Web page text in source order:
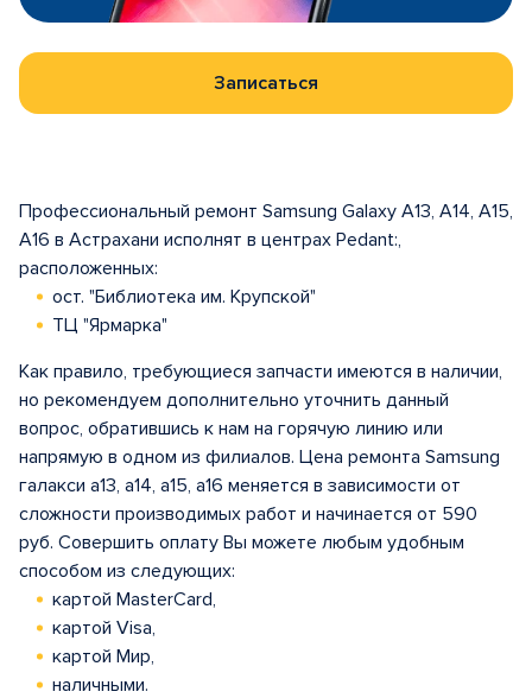
Записаться
Профессиональный ремонт Samsung Galaxy A13, A14, A15,
A16 в Астрахани исполнят в центрах Pedant:,
расположенных:
ост. "Библиотека им. Крупской"
ТЦ "Ярмарка"
Как правило, требующиеся запчасти имеются в наличии,
но рекомендуем дополнительно уточнить данный
вопрос, обратившись к нам на горячую линию или
напрямую в одном из филиалов. Цена ремонта Samsung
галакси a13, a14, а15, а16 меняется в зависимости от
сложности производимых работ и начинается от 590
руб. Совершить оплату Вы можете любым удобным
способом из следующих:
картой MasterCard,
картой Visa,
картой Мир,
наличными.